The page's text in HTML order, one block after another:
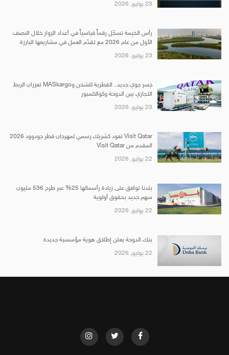
23 يوليو, 2026
رأس الخيمة تسجّل رقماً قياسياً في أعداد الزوار خلال النصف
الأول من عام 2026 مع تقدّم العمل في مشاريعها البارزة
23 يوليو, 2026
جسر جوي جديد.. القطرية للشحن وMASkargo تعززان الربط
التجاري بين الدوحة وكوالالمبور
23 يوليو, 2026
Visit Qatar تعود كشريك رسمي لمهرجان قطر جودوود 2026
المقدم من Visit Qatar
22 يوليو, 2026
بلدنا توافق على زيادة رأسمالها 25% عبر طرح 536 مليون
سهم جديد بحقوق أولوية
22 يوليو, 2026
بنك الدوحة يعلن إطلاق هوية مؤسسية جديدة
22 يوليو, 2026